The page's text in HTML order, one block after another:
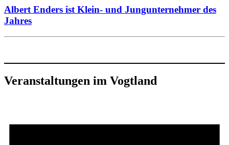
Albert Enders ist Klein- und Jungunternehmer des
Jahres
Veranstaltungen im Vogtland